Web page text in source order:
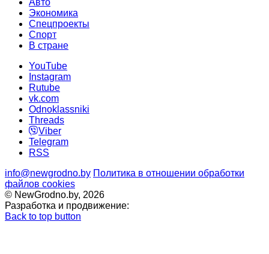
Экономика
Спецпроекты
Cпорт
В стране
YouTube
Instagram
Rutube
vk.com
Odnoklassniki
Threads
Viber
Telegram
RSS
info@newgrodno.by Политика в отношении обработки
файлов cookies
© NewGrodno.by, 2026
Разработка и продвижение:
Back to top button